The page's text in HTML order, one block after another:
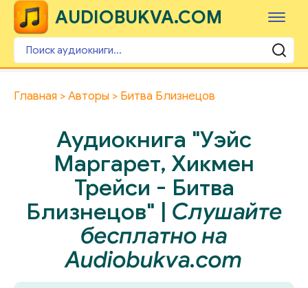
AUDIOBUKVA.COM
Главная Авторы Битва Близнецов
Аудиокнига "Уэйс
Маргарет, Хикмен
Трейси - Битва
Близнецов" | Слушайте
бесплатно на
Audiobukva.com